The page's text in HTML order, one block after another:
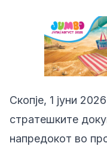
Скопје, 1 јуни
стратешките
напредокот во